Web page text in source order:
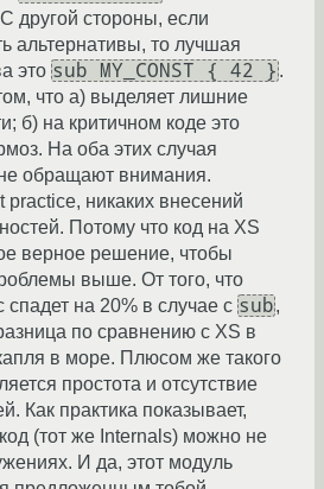
другой стороны, если
альтернативы, то лучшая
это sub MY_CONST { 42 } .
что а) выделяет лишние
б) на критичном коде это
На оба этих случая
обращают внимания.
practice, никаких внесений
Потому что код на XS
верное решение, чтобы
выше. От того, что
на 20% в случае с sub,
по сравнению с XS в
в море. Плюсом же такого
простота и отсутствие
Как практика показывает,
(тот же Internals) можно не
И да, этот модуль